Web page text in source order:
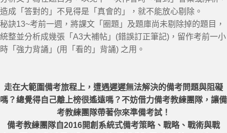
活動發佈
造成「答對的」不見得是「真會的」，就不能放心剔除。
秘訣13~考前一週，將課文「圈題」及題庫尚未剔除掉的題目，
統整並分析成幾張「A3大補帖」(錯誤訂正筆記)，留作考前一小
時「強力背誦」(用「看的」背誦) 之用。
走在大範圍備考旅程上， 遭遇遲遲無法解決的備考問題與阻礙
嗎？總覺得自己離上榜很遙遠嗎？不妨借力備考教練團隊，讓備
考教練團隊帶著你來準備考試！
備考教練團隊自2016開創系統式備考策略、戰略、戰術與戰